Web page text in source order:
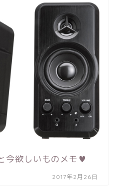
今欲しいものメモ♥
2017年2月26日